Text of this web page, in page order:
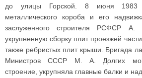
до улицы Горской. 8 июня 1983
металлического короба и его
заслуженного строителя РСФСР А.
укрупненную сборку плит проезжей
также ребристых плит крыши. Бригада
Министров СССР М. А. Долгих
строение, укрупняла главные балки и